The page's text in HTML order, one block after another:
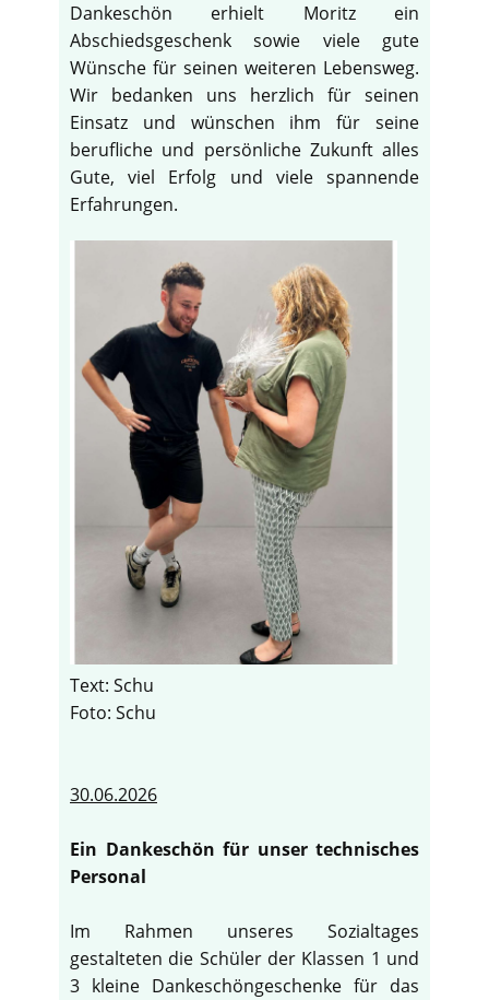
Dankeschön erhielt Moritz ein
Abschiedsgeschenk sowie viele gute
Wünsche für seinen weiteren Lebensweg.
Wir bedanken uns herzlich für seinen
Einsatz und wünschen ihm für seine
berufliche und persönliche Zukunft alles
Gute, viel Erfolg und viele spannende
Erfahrungen.
Text: Schu
Foto: Schu
30.06.2026
Ein Dankeschön für unser technisches
Personal
Im Rahmen unseres Sozialtages
gestalteten die Schüler der Klassen 1 und
3 kleine Dankeschöngeschenke für das